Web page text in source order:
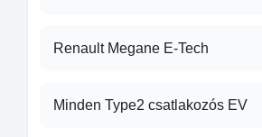
Renault Megane E-Tech
Minden Type2 csatlakozós EV